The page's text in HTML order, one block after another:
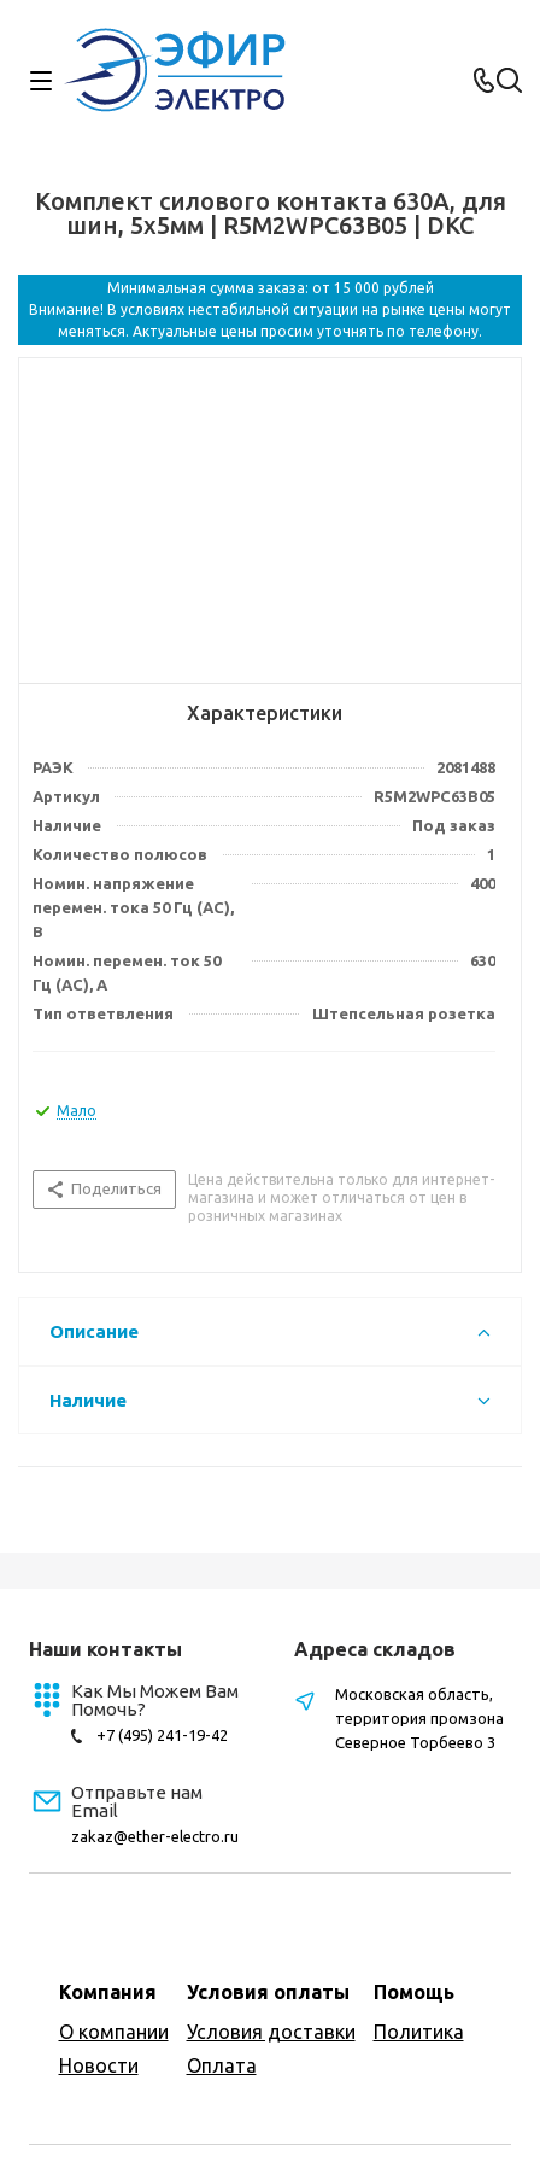
Комплект силового контакта 630А, для
шин, 5х5мм | R5M2WPC63B05 | DKC
Минимальная сумма заказа: от 15 000 рублей
Внимание! В условиях нестабильной ситуации на рынке цены могут
меняться. Актуальные цены просим уточнять по телефону.
Характеристики
РАЭК
2081488
Артикул
R5M2WPC63B05
Наличие
Под заказ
Количество полюсов
1
Номин. напряжение
перемен. тока 50 Гц (AC),
В
400
Номин. перемен. ток 50
Гц (AC), А
630
Тип ответвления Штепсельная розетка
Мало
Поделиться
Цена действительна только для интернет-
магазина и может отличаться от цен в
розничных магазинах
Описание
Наличие
Наши контакты
Как Мы Можем Вам
Помочь?
+7 (495) 241-19-42
Отправьте нам
Email
zakaz@ether-electro.ru
Компания
О компании
Новости
Условия оплаты
Условия доставки
Оплата
Помощь
Политика
Адреса складов
Московская область,
территория промзона
Северное Торбеево 3